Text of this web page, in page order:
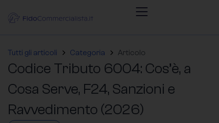
Tutti gli articoli Categoria Articolo
Codice Tributo 6004: Cos’è, a
Cosa Serve, F24, Sanzioni e
Ravvedimento (2026)